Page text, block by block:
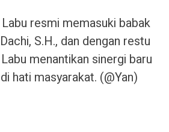
resmi memasuki babak
S.H., dan dengan restu
menantikan sinergi baru
hati masyarakat. (@Yan)